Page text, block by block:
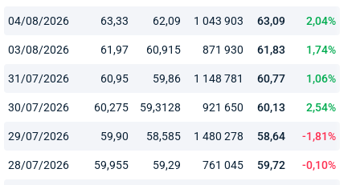
04/08/2026 63,33 62,09 1 043 903 63,09 2,04%
03/08/2026 61,97 60,915 871 930 61,83 1,74%
31/07/2026 60,95 59,86 1 148 781 60,77 1,06%
30/07/2026 60,275 59,3128 921 650 60,13 2,54%
29/07/2026 59,90 58,585 1 480 278 58,64 -1,81%
28/07/2026 59,955 59,29 761 045 59,72 -0,10%